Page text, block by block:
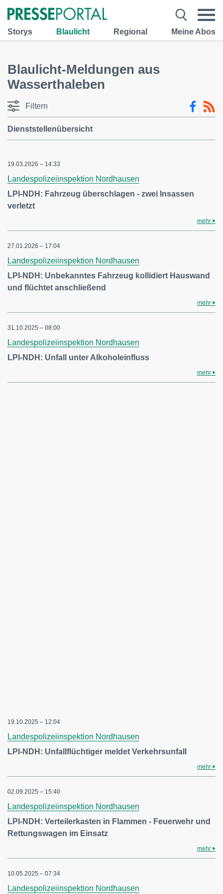
Storys Blaulicht Regional Meine Abos
Blaulicht-Meldungen aus
Wasserthaleben
Filtern
Dienststellenübersicht
19.03.2026 – 14:33
Landespolizeiinspektion Nordhausen
LPI-NDH: Fahrzeug überschlagen - zwei Insassen
verletzt
mehr
27.01.2026 – 17:04
Landespolizeiinspektion Nordhausen
LPI-NDH: Unbekanntes Fahrzeug kollidiert Hauswand
und flüchtet anschließend
mehr
31.10.2025 – 08:00
Landespolizeiinspektion Nordhausen
LPI-NDH: Unfall unter Alkoholeinfluss
mehr
19.10.2025 – 12:04
Landespolizeiinspektion Nordhausen
LPI-NDH: Unfallflüchtiger meldet Verkehrsunfall
mehr
02.09.2025 – 15:40
Landespolizeiinspektion Nordhausen
LPI-NDH: Verteilerkasten in Flammen - Feuerwehr und
Rettungswagen im Einsatz
mehr
10.05.2025 – 07:34
Landespolizeiinspektion Nordhausen